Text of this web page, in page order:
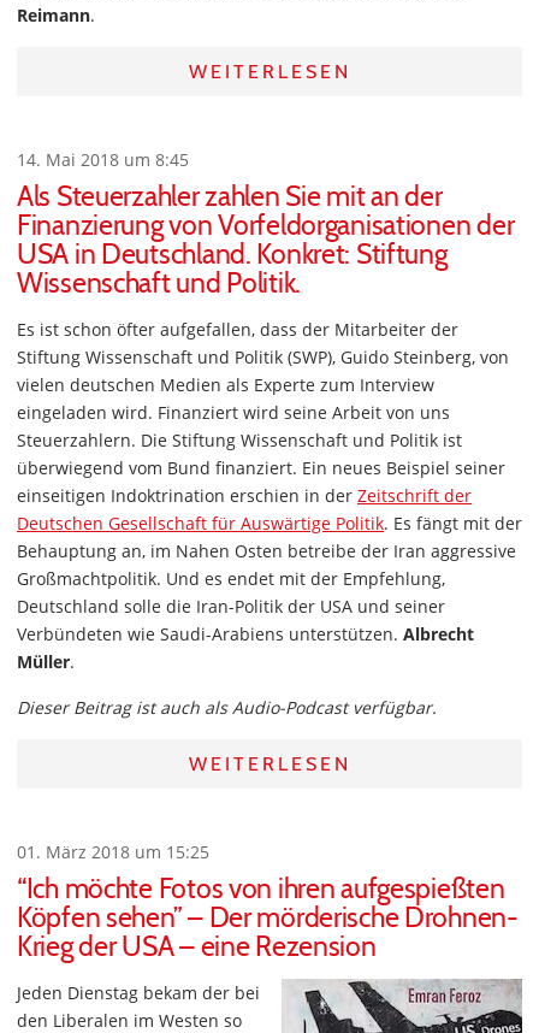
Reimann.
WEITERLESEN
14. Mai 2018 um 8:45
Als Steuerzahler zahlen Sie mit an der
Finanzierung von Vorfeldorganisationen der
USA in Deutschland. Konkret: Stiftung
Wissenschaft und Politik.
Es ist schon öfter aufgefallen, dass der Mitarbeiter der
Stiftung Wissenschaft und Politik (SWP), Guido Steinberg, von
vielen deutschen Medien als Experte zum Interview
eingeladen wird. Finanziert wird seine Arbeit von uns
Steuerzahlern. Die Stiftung Wissenschaft und Politik ist
überwiegend vom Bund finanziert. Ein neues Beispiel seiner
einseitigen Indoktrination erschien in der Zeitschrift der
Deutschen Gesellschaft für Auswärtige Politik. Es fängt mit der
Behauptung an, im Nahen Osten betreibe der Iran aggressive
Großmachtpolitik. Und es endet mit der Empfehlung,
Deutschland solle die Iran-Politik der USA und seiner
Verbündeten wie Saudi-Arabiens unterstützen. Albrecht
Müller.
Dieser Beitrag ist auch als Audio-Podcast verfügbar.
WEITERLESEN
01. März 2018 um 15:25
“Ich möchte Fotos von ihren aufgespießten
Köpfen sehen” – Der mörderische Drohnen-
Krieg der USA – eine Rezension
Jeden Dienstag bekam der bei
den Liberalen im Westen so